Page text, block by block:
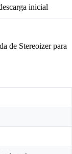
inicial
de Stereoizer para